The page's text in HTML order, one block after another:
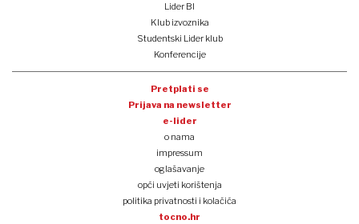
Lider BI
Klub izvoznika
Studentski Lider klub
Konferencije
Pretplati se
Prijava na newsletter
e-lider
o nama
impressum
oglašavanje
opći uvjeti korištenja
politika privatnosti i kolačića
tocno.hr